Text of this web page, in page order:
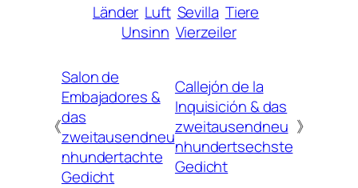
Länder Luft Sevilla Tiere
Unsinn Vierzeiler
《
Salon de
Embajadores &
das
zweitausendneu
nhundertachte
Gedicht
Callejón de la
Inquisición & das
zweitausendneu
nhundertsechste
Gedicht
》